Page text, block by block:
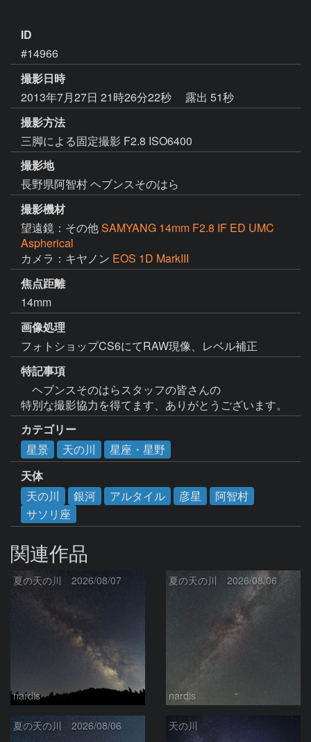
ID
#14966
撮影日時
2013年7月27日 21時26分22秒
露出 51秒
撮影方法
三脚による固定撮影 F2.8 ISO6400
撮影地
長野県阿智村 ヘブンスそのはら
撮影機材
望遠鏡：その他SAMYANG 14mm F2.8 IF ED UMC
Aspherical
カメラ：キヤノン EOS 1D MarkIII
焦点距離
14mm
画像処理
フォトショップCS6にてRAW現像、レベル補正
特記事項
ヘブンスそのはらスタッフの皆さんの
カテゴリー
星景
天の川
星座・星野
天体
天の川
銀河 アルタイル 彦星
阿智村
サソリ座
関連作品
夏の天の川 2026/08/07
nardis
夏の天の川 2026/08/06
nardis
夏の天の川 2026/08/06 天の川